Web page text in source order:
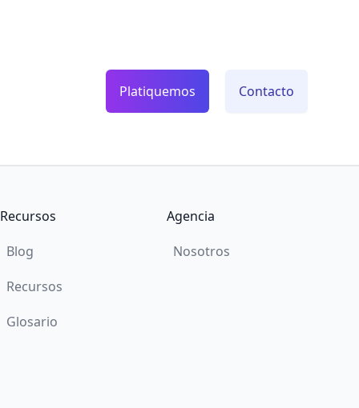
Platiquemos Contacto
Recursos
Blog
Recursos
Glosario
Agencia
Nosotros